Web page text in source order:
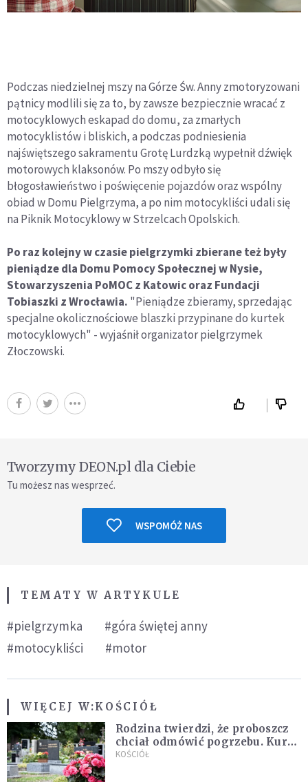
Podczas niedzielnej mszy na Górze Św. Anny zmotoryzowani
pątnicy modlili się za to, by zawsze bezpiecznie wracać z
motocyklowych eskapad do domu, za zmarłych
motocyklistów i bliskich, a podczas podniesienia
najświętszego sakramentu Grotę Lurdzką wypełnił dźwięk
motorowych klaksonów. Po mszy odbyło się
błogosławieństwo i poświęcenie pojazdów oraz wspólny
obiad w Domu Pielgrzyma, a po nim motocykliści udali się
na Piknik Motocyklowy w Strzelcach Opolskich.
Po raz kolejny w czasie pielgrzymki zbierane też były
pieniądze dla Domu Pomocy Społecznej w Nysie,
Stowarzyszenia PoMOC z Katowic oraz Fundacji
Tobiaszki z Wrocławia. "Pieniądze zbieramy, sprzedając
specjalne okolicznościowe blaszki przypinane do kurtek
motocyklowych" - wyjaśnił organizator pielgrzymek
Złoczowski.
Tworzymy DEON.pl dla Ciebie
Tu możesz nas wesprzeć.
WSPOMÓŻ NAS
TEMATY W ARTYKULE
#pielgrzymka
#góra świętej anny
#motocykliści
#motor
WIĘCEJ W:KOŚCIÓŁ
Rodzina twierdzi, że proboszcz
chciał odmówić pogrzebu. Kuria
zapowiada wyjaśnienia
KOŚCIÓŁ